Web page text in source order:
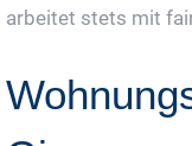
arbeitet stets mit